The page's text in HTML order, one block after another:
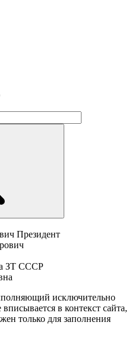
Президент
ЗТ СССР
исключительно
в контекст сайта,
только для заполнения